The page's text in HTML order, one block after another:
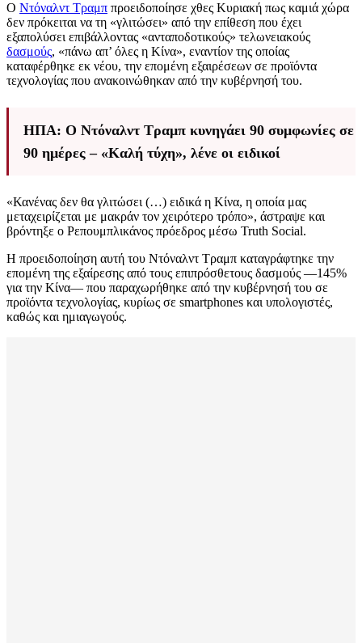
Ο Ντόναλντ Τραμπ προειδοποίησε χθες Κυριακή πως καμιά χώρα
δεν πρόκειται να τη «γλιτώσει» από την επίθεση που έχει
εξαπολύσει επιβάλλοντας «ανταποδοτικούς» τελωνειακούς
δασμούς, «πάνω απ’ όλες η Κίνα», εναντίον της οποίας
καταφέρθηκε εκ νέου, την επομένη εξαιρέσεων σε προϊόντα
τεχνολογίας που ανακοινώθηκαν από την κυβέρνησή του.
ΗΠΑ: Ο Ντόναλντ Τραμπ κυνηγάει 90 συμφωνίες σε
90 ημέρες – «Καλή τύχη», λένε οι ειδικοί
«Κανένας δεν θα γλιτώσει (…) ειδικά η Κίνα, η οποία μας
μεταχειρίζεται με μακράν τον χειρότερο τρόπο», άστραψε και
βρόντηξε ο Ρεπουμπλικάνος πρόεδρος μέσω Truth Social.
Η προειδοποίηση αυτή του Ντόναλντ Τραμπ καταγράφτηκε την
επομένη της εξαίρεσης από τους επιπρόσθετους δασμούς —145%
για την Κίνα— που παραχωρήθηκε από την κυβέρνησή του σε
προϊόντα τεχνολογίας, κυρίως σε smartphones και υπολογιστές,
καθώς και ημιαγωγούς.